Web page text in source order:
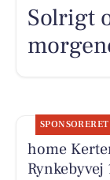
Solrigt
SPONSORERET
home